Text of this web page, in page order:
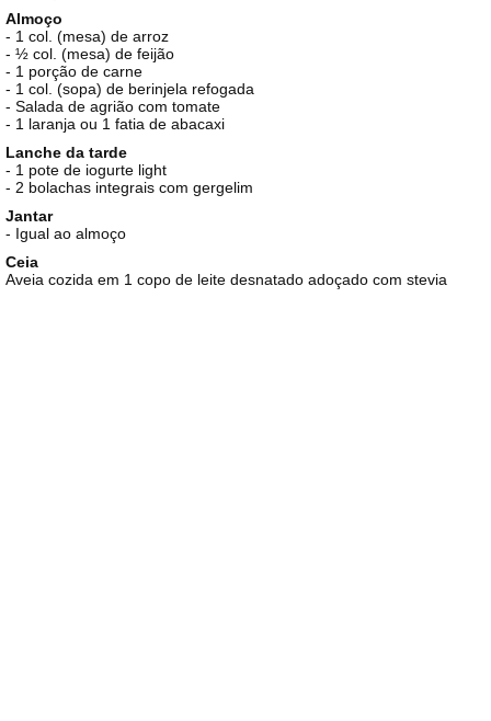
Almoço
- 1 col. (mesa) de arroz
- ½ col. (mesa) de feijão
- 1 porção de carne
- 1 col. (sopa) de berinjela refogada
- Salada de agrião com tomate
- 1 laranja ou 1 fatia de abacaxi
Lanche da tarde
- 1 pote de iogurte light
- 2 bolachas integrais com gergelim
Jantar
- Igual ao almoço
Ceia
Aveia cozida em 1 copo de leite desnatado adoçado com stevia